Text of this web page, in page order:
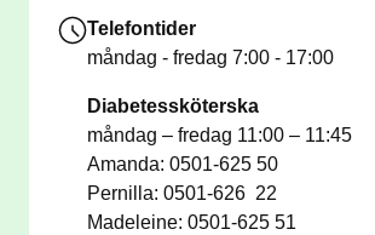
för barn/ungdom 16 år eller yngre,
vardag 8:10-9:30 0501-62759.
VACCINATION
Information om alla typer av
1177 där du också bokar din
https://www.1177.se/Vastra-Gotaland/
behandling/vaccinationer/
Telefontider
måndag - fredag 7:00 - 17:00
Diabetessköterska
måndag – fredag 11:00 – 11:45
Amanda: 0501-625 50
Pernilla: 0501-626 22
Madeleine: 0501-625 51